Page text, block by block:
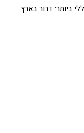
ביותר: דרור בארץ